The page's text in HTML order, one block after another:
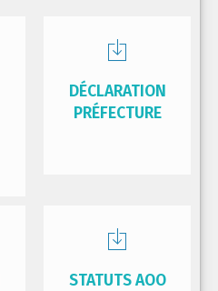
DÉCLARATION
PRÉFECTURE
STATUTS AOO